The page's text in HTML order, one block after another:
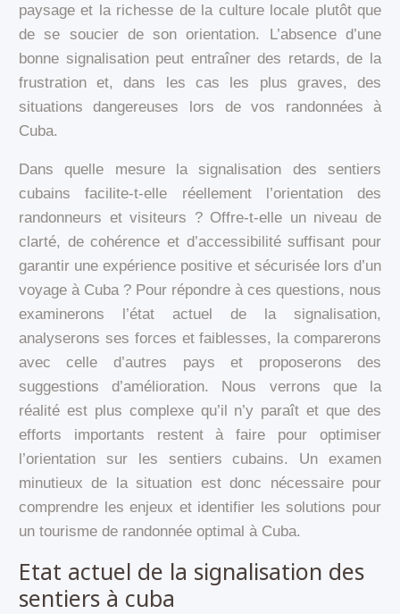
paysage et la richesse de la culture locale plutôt que
de se soucier de son orientation. L’absence d’une
bonne signalisation peut entraîner des retards, de la
frustration et, dans les cas les plus graves, des
situations dangereuses lors de vos randonnées à
Cuba.
Dans quelle mesure la signalisation des sentiers
cubains facilite-t-elle réellement l’orientation des
randonneurs et visiteurs ? Offre-t-elle un niveau de
clarté, de cohérence et d’accessibilité suffisant pour
garantir une expérience positive et sécurisée lors d’un
voyage à Cuba ? Pour répondre à ces questions, nous
examinerons l’état actuel de la signalisation,
analyserons ses forces et faiblesses, la comparerons
avec celle d’autres pays et proposerons des
suggestions d’amélioration. Nous verrons que la
réalité est plus complexe qu’il n’y paraît et que des
efforts importants restent à faire pour optimiser
l’orientation sur les sentiers cubains. Un examen
minutieux de la situation est donc nécessaire pour
comprendre les enjeux et identifier les solutions pour
un tourisme de randonnée optimal à Cuba.
Etat actuel de la signalisation des
sentiers à cuba